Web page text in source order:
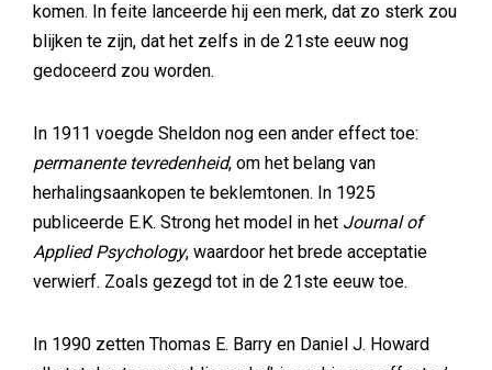
komen. In feite lanceerde hij een merk, dat zo sterk zou
blijken te zijn, dat het zelfs in de 21ste eeuw nog
gedoceerd zou worden.
In 1911 voegde Sheldon nog een ander effect toe:
permanente tevredenheid, om het belang van
herhalingsaankopen te beklemtonen. In 1925
publiceerde E.K. Strong het model in het Journal of
Applied Psychology, waardoor het brede acceptatie
verwierf. Zoals gezegd tot in de 21ste eeuw toe.
In 1990 zetten Thomas E. Barry en Daniel J. Howard